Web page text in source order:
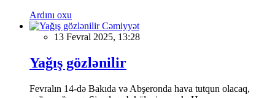
Ardını oxu
Cəmiyyət
13 Fevral 2025, 13:28
Yağış gözlənilir
Fevralın 14-də Bakıda və Abşeronda hava tutqun olacaq,